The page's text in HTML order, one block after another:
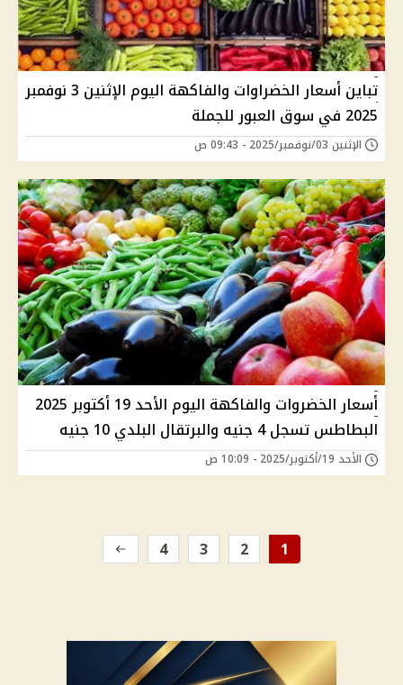
تباين أسعار الخضراوات والفاكهة اليوم الإثنين 3 نوفمبر
2025 في سوق العبور للجملة
الإثنين 03/نوفمبر/2025 - 09:43 ص
أسعار الخضروات والفاكهة اليوم الأحد 19 أكتوبر 2025
البطاطس تسجل 4 جنيه والبرتقال البلدي 10 جنيه
الأحد 19/أكتوبر/2025 - 10:09 ص
1
2
3
4